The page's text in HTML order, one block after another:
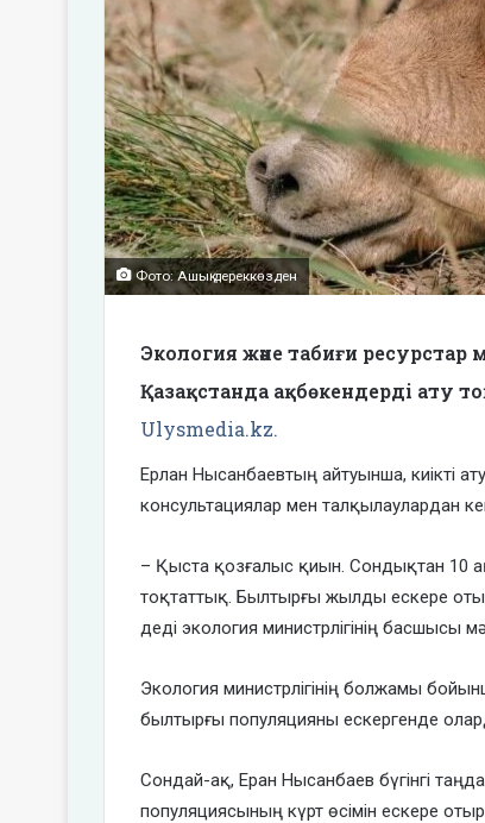
Фото: Ашық дереккөзден
Экология және табиғи
Қазақстанда ақбөкендерді ату
Ulysmedia.kz.
Ерлан Нысанбаевтың айтуынша, киікті
консультациялар мен талқылаулардан
– Қыста қозғалыс қиын. Сондықтан 10
тоқтаттық. Былтырғы жылды ескере
деді экология министрлігінің басшысы
Экология министрлігінің болжамы
былтырғы популяцияны ескергенде
Сондай-ақ, Еран Нысанбаев бүгінгі
популяциясының күрт өсімін ескере